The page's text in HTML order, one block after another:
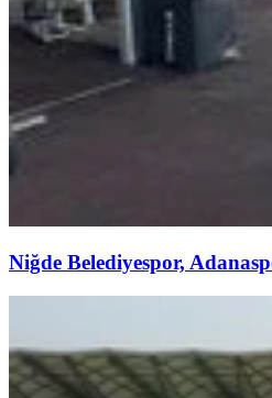
Niğde Belediyespor,